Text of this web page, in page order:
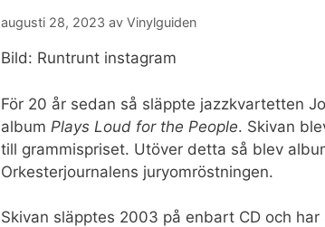
augusti 28, 2023 av Vinylguiden
Bild: Runtrunt instagram
För 20 år sedan så släppte jazzkvartetten
album Plays Loud for the People. Skivan
till grammispriset. Utöver detta så blev
Orkesterjournalens juryomröstningen.
Skivan släpptes 2003 på enbart CD och